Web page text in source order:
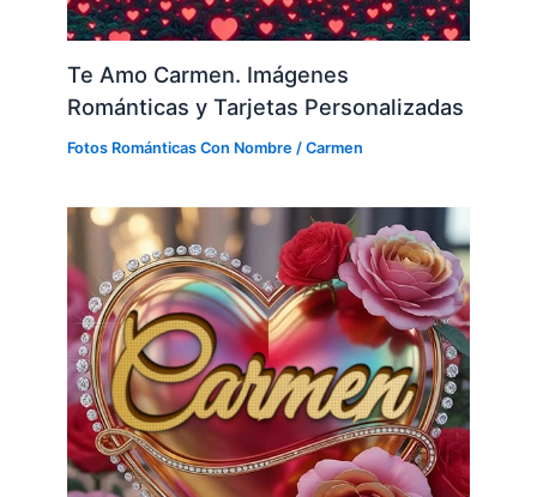
Te Amo Carmen. Imágenes
Románticas y Tarjetas Personalizadas
Fotos Románticas Con Nombre /Carmen